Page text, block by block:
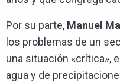
Por su parte, Manuel
los problemas de un
una situación «crítica»,
agua y de